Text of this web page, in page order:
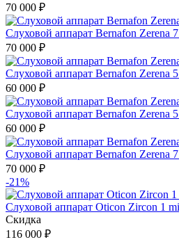
70 000 ₽
Слуховой аппарат Bernafon Zerena
70 000 ₽
Слуховой аппарат Bernafon Zerena
60 000 ₽
Слуховой аппарат Bernafon Zerena
60 000 ₽
Слуховой аппарат Bernafon Zerena
70 000 ₽
-21%
Слуховой аппарат Oticon Zircon 1
Скидка
116 000 ₽